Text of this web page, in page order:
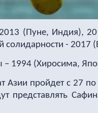
(Пуне, Индия),
- 2017
– 1994 (Хиросима,
Азии пройдет с 27
представлять